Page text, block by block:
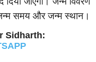
समय और जन्‍म स्‍थान।
Sidharth: